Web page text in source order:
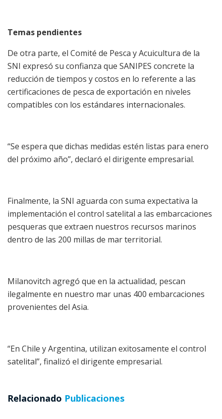
Temas pendientes
De otra parte, el Comité de Pesca y Acuicultura de la
SNI expresó su confianza que SANIPES concrete la
reducción de tiempos y costos en lo referente a las
certificaciones de pesca de exportación en niveles
compatibles con los estándares internacionales.
“Se espera que dichas medidas estén listas para enero
del próximo año”, declaró el dirigente empresarial.
Finalmente, la SNI aguarda con suma expectativa la
implementación el control satelital a las embarcaciones
pesqueras que extraen nuestros recursos marinos
dentro de las 200 millas de mar territorial.
Milanovitch agregó que en la actualidad, pescan
ilegalmente en nuestro mar unas 400 embarcaciones
provenientes del Asia.
“En Chile y Argentina, utilizan exitosamente el control
satelital”, finalizó el dirigente empresarial.
Relacionado Publicaciones